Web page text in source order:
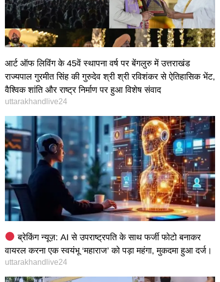
आर्ट ऑफ लिविंग के 45वें स्थापना वर्ष पर बेंगलुरु में उत्तराखंड
राज्यपाल गुरमीत सिंह की गुरुदेव श्री श्री रविशंकर से ऐतिहासिक भेंट,
वैश्विक शांति और राष्ट्र निर्माण पर हुआ विशेष संवाद
uttarakhandlive24
ब्रेकिंग न्यूज़: AI से उपराष्ट्रपति के साथ फर्जी फोटो बनाकर
वायरल करना एक स्वयंभू ‘महाराज’ को पड़ा महंगा, मुकदमा हुआ दर्ज।
uttarakhandlive24